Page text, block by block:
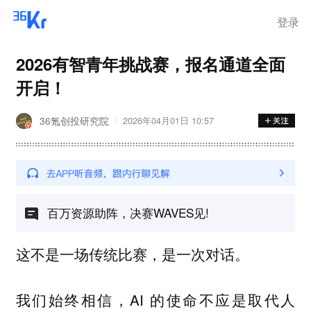
登录
2026有智青年挑战赛，报名通道全面
开启！
36氪创投研究院 2026年04月01日 10:57
百万资源助阵，决赛WAVES见!
这不是一场传统比赛，是一次对话。
我们始终相信，AI 的使命不应是取代人